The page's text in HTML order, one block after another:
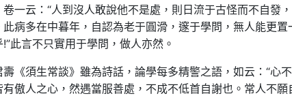
卷一云：“人到沒人敢說他不是處，則日流于古怪而不自發
此病多在中暮年，自認為老于圓滑，邃于學問，無人能更
!”此言不只實用于學問，做人亦然。
壽《須生常談》雖為詩話，論學每多精警之語，如云：“心
有傲人之心，然遇當服善處，不成不低首自謝也。常人不